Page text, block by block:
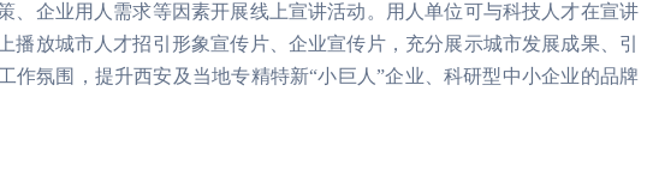
、企业用人需求等因素开展线上宣讲活动。用人单位可与科技人才在宣讲
播放城市人才招引形象宣传片、企业宣传片，充分展示城市发展成果、引
作氛围，提升西安及当地专精特新“小巨人”企业、科研型中小企业的品牌